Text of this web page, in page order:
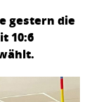
gestern die
10:6